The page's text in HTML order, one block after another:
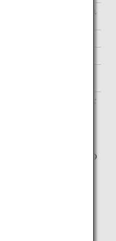
腺、顎下腺または舌下線の腫れ
により医師が感染のおそれがな
に感染している恐れの
るご質問
航空機には乗れますか？
染症で航空機には乗れます